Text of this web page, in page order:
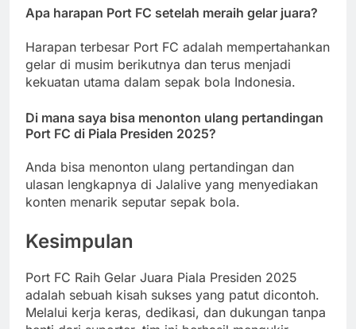
Apa harapan Port FC setelah meraih gelar juara?
Harapan terbesar Port FC adalah mempertahankan
gelar di musim berikutnya dan terus menjadi
kekuatan utama dalam sepak bola Indonesia.
Di mana saya bisa menonton ulang pertandingan
Port FC di Piala Presiden 2025?
Anda bisa menonton ulang pertandingan dan
ulasan lengkapnya di Jalalive yang menyediakan
konten menarik seputar sepak bola.
Kesimpulan
Port FC Raih Gelar Juara Piala Presiden 2025
adalah sebuah kisah sukses yang patut dicontoh.
Melalui kerja keras, dedikasi, dan dukungan tanpa